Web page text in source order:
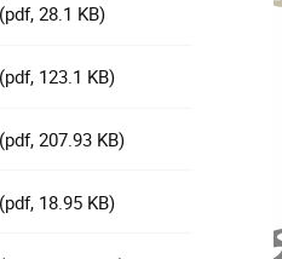
28.1 KB)
123.1 KB)
207.93 KB)
18.95 KB)